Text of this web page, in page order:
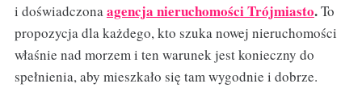
i doświadczonaagencja nieruchomości Trójmiasto.To
propozycja dla każdego, kto szuka nowej nieruchomości
właśnie nad morzem i ten warunek jest konieczny do
spełnienia, aby mieszkało się tam wygodnie i dobrze.